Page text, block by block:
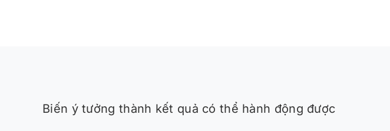
Biến ý tưởng thành kết quả có thể hành động được